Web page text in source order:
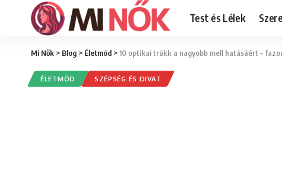
Test és Lélek
Mi Nők > Blog > Életmód >10 optikai trükk a nagyobb mell hatásáért –
ÉLETMÓD SZÉPSÉG ÉS DIVAT